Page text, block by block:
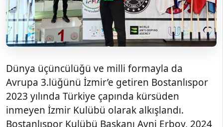
Dünya üçüncülüğü ve milli formayla da
Avrupa 3.lüğünü İzmir’e getiren Bostanlıspor
2023 yılında Türkiye çapında kürsüden
inmeyen İzmir Kulübü olarak alkışlandı.
Bostanlıspor Kulübü Başkanı Avni Erboy, 2024